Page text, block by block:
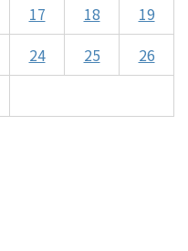
17 18
19
24 25
26